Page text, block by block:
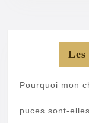
Les
Pourquoi mon
puces sont-